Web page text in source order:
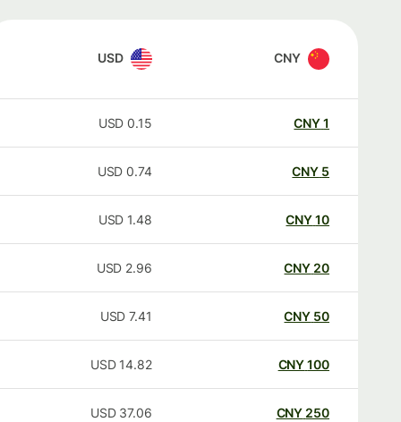
CNY
USD
CNY
0.15
USD
CNY
0.74
USD
CNY
1.48
USD
20
CNY
2.96
USD
50
CNY
7.41
USD
100
CNY
14.82
USD
250
CNY
37.06
USD